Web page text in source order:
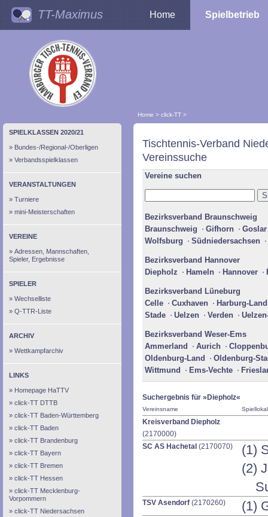
TT-Maximus Home Spielbetrieb
Home > click-TT >
SPIELKLASSEN 2020/21
Bundes-/Regional-/Oberligen
Verbandsspielklassen
VERANSTALTUNGEN
Turniere
mini-Meisterschaften
VEREINE
Adressen, Mannschaften,
Spieler, Ergebnisse
SPIELER
Wechselliste
Q-TTR-Liste
ARCHIV
Wettkampfarchiv
LINKS
Homepage HaTTV
click-TT DTTB
click-TT Baden-Württemberg
click-TT Baden
click-TT Brandenburg
click-TT Bayern
click-TT Bremen
click-TT Hessen
click-TT Mecklenburg-
Vorpommern
click-TT Niedersachsen
Tischtennis-Verband
Vereinssuche
Vereine suchen
Bezirksverband Braunschweig
Braunschweig
Gifhorn
Goslar
Wolfsburg
Südniedersachsen
Bezirksverband Hannover
Diepholz
Hameln Hannover
Bezirksverband Lüneburg
Celle
Cuxhaven
Harburg-Land
Stade
Uelzen Verden
Bezirksverband Weser-Ems
Ammerland
Aurich
Oldenburg-Land
Oldenburg-
Wittmund
Ems-Vechte
Suchergebnis für »Diepholz«
Vereinsname Spiellokal
Kreisverband Diepholz
(2170000)
SC AS Hachetal (2170070)
(1)
(2)
TSV Asendorf (2170260) (1)